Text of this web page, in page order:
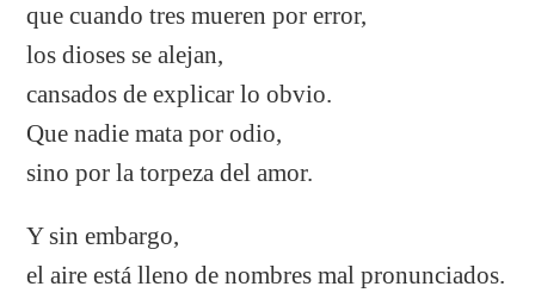
que cuando tres mueren por error,
los dioses se alejan,
cansados de explicar lo obvio.
Que nadie mata por odio,
sino por la torpeza del amor.
Y sin embargo,
el aire está lleno de nombres mal pronunciados.